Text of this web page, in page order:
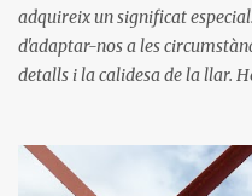
adquireix un significat
d'adaptar-nos a les
detalls i la calidesa de la llar.
tornar a descobrir nous llocs i
que aquest Nadal us porti